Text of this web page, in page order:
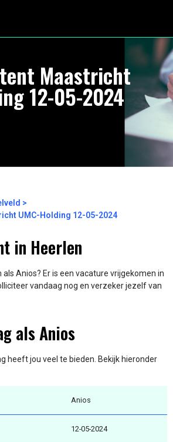
Maastricht
12-05-2024
UMC-Holding 12-05-2024
in Heerlen
Anios? Er is een vacature vrijgekomen in
vandaag nog en verzeker jezelf van
als Anios
heeft jou veel te bieden. Bekijk hieronder
Anios
12-05-2024